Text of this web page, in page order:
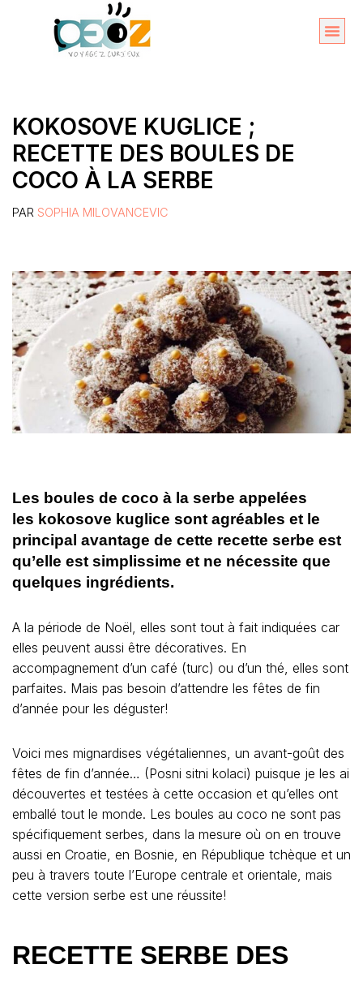
KOKOSOVE KUGLICE ;
RECETTE DES BOULES DE
COCO À LA SERBE
PAR SOPHIA MILOVANCEVIC
Les boules de coco à la serbe appelées
les kokosove kuglice sont agréables et le
principal avantage de cette recette serbe est
qu’elle est simplissime et ne nécessite que
quelques ingrédients.
A la période de Noël, elles sont tout à fait indiquées car
elles peuvent aussi être décoratives. En
accompagnement d’un café (turc) ou d’un thé, elles sont
parfaites. Mais pas besoin d’attendre les fêtes de fin
d’année pour les déguster!
Voici mes mignardises végétaliennes, un avant-goût des
fêtes de fin d’année… (Posni sitni kolaci) puisque je les ai
découvertes et testées à cette occasion et qu’elles ont
emballé tout le monde. Les boules au coco ne sont pas
spécifiquement serbes, dans la mesure où on en trouve
aussi en Croatie, en Bosnie, en République tchèque et un
peu à travers toute l’Europe centrale et orientale, mais
cette version serbe est une réussite!
RECETTE SERBE DES